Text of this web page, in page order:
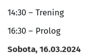
14:30 – Trening
16:30 – Prolog
Sobota, 16.03.2024